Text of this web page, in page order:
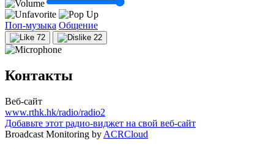
Поп-музыка Общение
72 22
Контакты
Веб-сайт
www.rthk.hk/radio/radio2
Добавьте этот радио-виджет на свой веб-сайт
Broadcast Monitoring by ACRCloud